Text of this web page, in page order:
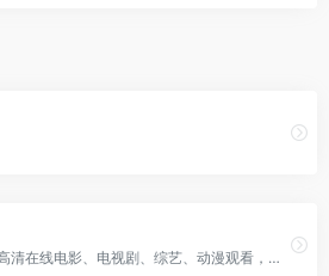
低端影视提供免费高清在线电影、电视剧、综艺、动漫观看，使用AI技术智能整理全网资源，简洁界面，丰富资源。